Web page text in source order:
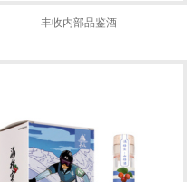
丰收内部品鉴酒